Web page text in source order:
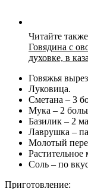
Читайте
Говядина с
духовке, в
Говяжья
Луковица.
Сметана – 3
Мука – 2
Базилик – 2
Лаврушка –
Молотый
Соль – по
Приготовление: